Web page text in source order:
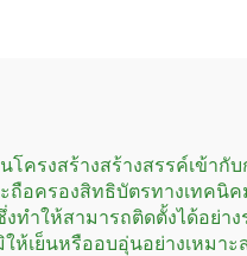
รงสร้างสร้างสรรค์เข้ากั
อครองสิทธิบัตรทางเทค
ทำให้สามารถติดตั้งได้อย่
เย็นหรืออบอุ่นอย่างเหมา